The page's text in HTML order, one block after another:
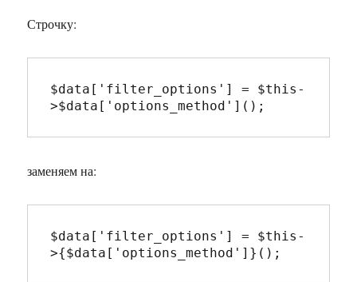
Строчку:
$data['filter_options'] = $this-
>$data['options_method']();
заменяем на:
$data['filter_options'] = $this-
>{$data['options_method']}();